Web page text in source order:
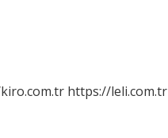
https://leli.com.tr